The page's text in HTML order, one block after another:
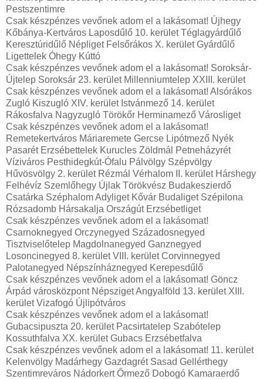
Pestszentimre
Csak készpénzes vevőnek adom el a lakásomat! Újhegy
Kőbánya-Kertváros Laposdűlő 10. kerület Téglagyárdűlő
Keresztúridűlő Népliget Felsőrákos X. kerület Gyárdűlő
Ligettelek Óhegy Kúttó
Csak készpénzes vevőnek adom el a lakásomat! Soroksár-
Újtelep Soroksár 23. kerület Millenniumtelep XXIII. kerület
Csak készpénzes vevőnek adom el a lakásomat! Alsórákos
Zugló Kiszugló XIV. kerület Istvánmező 14. kerület
Rákosfalva Nagyzugló Törökőr Herminamező Városliget
Csak készpénzes vevőnek adom el a lakásomat!
Remetekertváros Máriaremete Gercse Lipótmező Nyék
Pasarét Erzsébettelek Kurucles Zöldmál Petneházyrét
Víziváros Pesthidegkút-Ófalu Pálvölgy Szépvölgy
Hűvösvölgy 2. kerület Rézmál Vérhalom II. kerület Hárshegy
Felhévíz Szemlőhegy Újlak Törökvész Budakeszierdő
Csatárka Széphalom Adyliget Kővár Budaliget Szépilona
Rózsadomb Hársakalja Országút Erzsébetliget
Csak készpénzes vevőnek adom el a lakásomat!
Csarnoknegyed Orczynegyed Századosnegyed
Tisztviselőtelep Magdolnanegyed Ganznegyed
Losoncinegyed 8. kerület VIII. kerület Corvinnegyed
Palotanegyed Népszínháznegyed Kerepesdűlő
Csak készpénzes vevőnek adom el a lakásomat! Göncz
Árpád városközpont Népsziget Angyalföld 13. kerület XIII.
kerület Vizafogó Újlipótváros
Csak készpénzes vevőnek adom el a lakásomat!
Gubacsipuszta 20. kerület Pacsirtatelep Szabótelep
Kossuthfalva XX. kerület Gubacs Erzsébetfalva
Csak készpénzes vevőnek adom el a lakásomat! 11. kerület
Kelenvölgy Madárhegy Gazdagrét Sasad Gellérthegy
Szentimreváros Nádorkert Őrmező Dobogó Kamaraerdő